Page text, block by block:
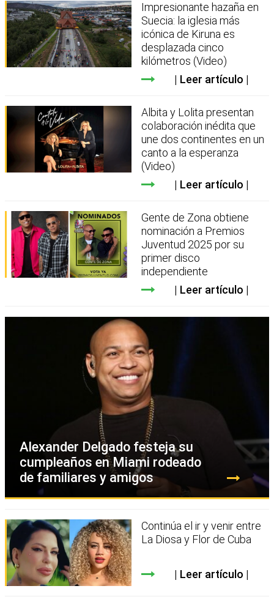
Impresionante hazaña en
Suecia: la iglesia más
icónica de Kiruna es
desplazada cinco
kilómetros (Video)
Leer artículo
Albita y Lolita presentan
colaboración inédita que
une dos continentes en un
canto a la esperanza
(Video)
Leer artículo
Gente de Zona obtiene
nominación a Premios
Juventud 2025 por su
primer disco
independiente
Leer artículo
Alexander Delgado festeja su
cumpleaños en Miami rodeado
de familiares y amigos
Continúa el ir y venir entre
La Diosa y Flor de Cuba
Leer artículo